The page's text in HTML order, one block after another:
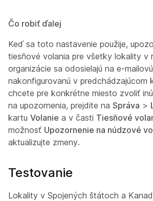
Čo robiť ďalej
Keď sa toto nastavenie použije,
tiesňové volania pre všetky lokality v
organizácie sa odosielajú na e-
nakonfigurovanú v predchádzajúcom
chcete pre konkrétne miesto zvoliť
na upozornenia, prejdite na Správa >
kartu Volanie a v časti Tiesňové
možnosť Upozornenie na núdzové
aktualizujte zmeny.
Testovanie
Lokality v Spojených štátoch a